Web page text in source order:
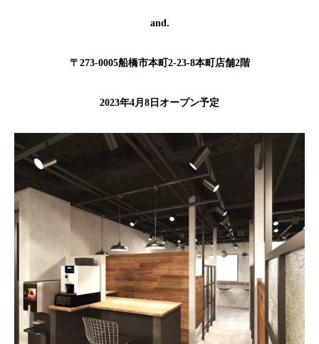
and.
〒273-0005船橋市本町2-23-8本町店舗2階
2023年4月8日オープン予定